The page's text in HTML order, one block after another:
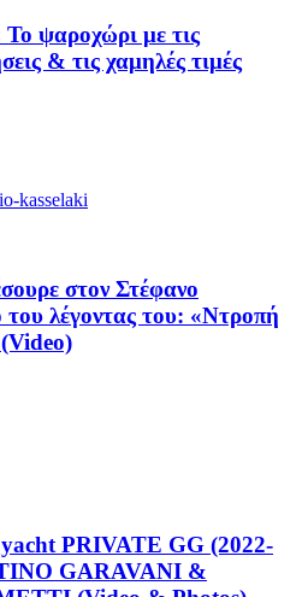
ψαροχώρι με τις
& τις χαμηλές τιμές
στον Στέφανο
λέγοντας του: «Ντροπή
yacht PRIVATE GG (2022-
GARAVANI &